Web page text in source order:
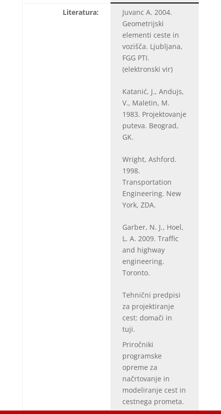
Literatura:
Juvanc A. 2004.
Geometrijski
elementi ceste in
vozišča. Ljubljana,
FGG PTI.
(elektronski vir)
Katanić, J., Andujs,
V., Maletin, M.
1983. Projektovanje
puteva. Beograd,
GK.
Wright, Ashford.
1998.
Transportation
Engineering. New
York, ZDA.
Garber, N. J., Hoel,
L. A. 2009. Traffic
and highway
engineering.
Toronto.
Tehnični predpisi
za projektiranje
cest: domači in
tuji.
Priročniki
programske
opreme za
načrtovanje in
modeliranje cest in
cestnega prometa.